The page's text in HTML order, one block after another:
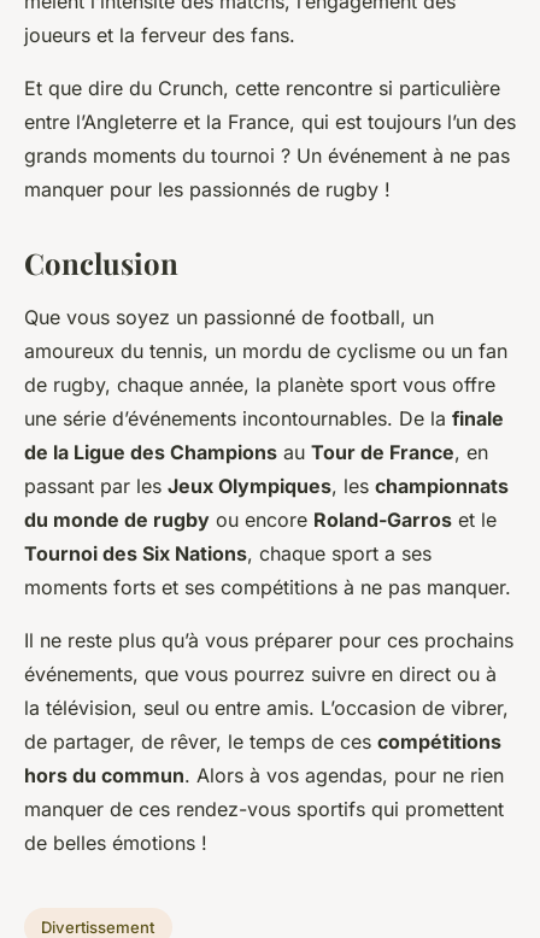
joueurs et la ferveur des fans.
Et que dire du Crunch, cette rencontre si particulière
entre l’Angleterre et la France, qui est toujours l’un des
grands moments du tournoi ? Un événement à ne pas
manquer pour les passionnés de rugby !
Conclusion
Que vous soyez un passionné de football, un
amoureux du tennis, un mordu de cyclisme ou un fan
de rugby, chaque année, la planète sport vous offre
une série d’événements incontournables. De la finale
de la Ligue des Champions au Tour de France, en
passant par les Jeux Olympiques, les championnats
du monde de rugby ou encore Roland-Garros et le
Tournoi des Six Nations, chaque sport a ses
moments forts et ses compétitions à ne pas manquer.
Il ne reste plus qu’à vous préparer pour ces prochains
événements, que vous pourrez suivre en direct ou à
la télévision, seul ou entre amis. L’occasion de vibrer,
de partager, de rêver, le temps de ces compétitions
hors du commun. Alors à vos agendas, pour ne rien
manquer de ces rendez-vous sportifs qui promettent
de belles émotions !
Divertissement